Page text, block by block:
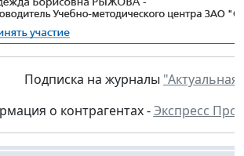
Подписка на журналы "Актуальная
о контрагентах -Экспресс